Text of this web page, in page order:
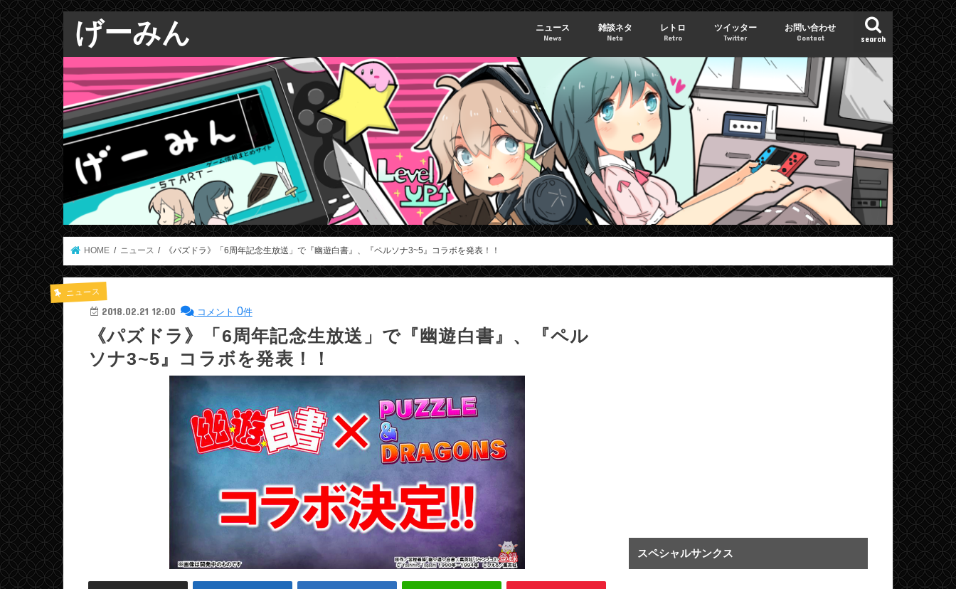
げーみん search
ニュース
News
雑談ネタ
Neta
レトロ
Retro
ツイッター
Twitter
お問い合わせ
Contact
HOME ニュース 《パズドラ》「6周年記念生放送」で『幽遊白書』、『ペルソナ3~5』コラボを発表！！
ニュース
2018.02.21 12:00 コメント 0件
《パズドラ》「6周年記念生放送」で『幽遊白書』、『ペル
ソナ3~5』コラボを発表！！
スペシャルサンクス